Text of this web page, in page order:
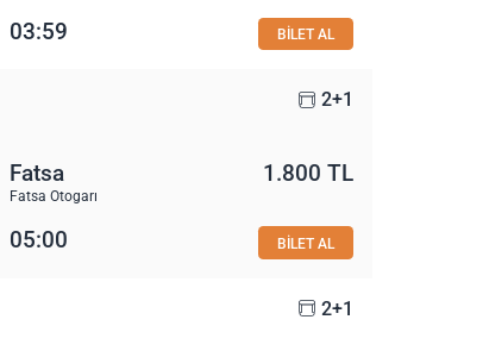
03:59 BİLET AL
2+1
Fatsa
Fatsa Otogarı
1.800 TL
05:00 BİLET AL
2+1